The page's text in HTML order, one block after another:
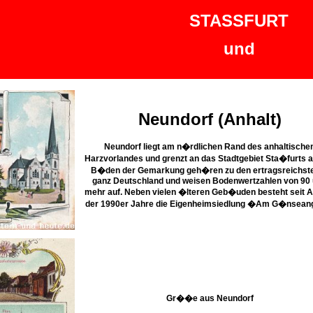
STASSFURT
und
Neundorf (Anhalt)
Neundorf liegt am n�rdlichen Rand des
Harzvorlandes und grenzt an das Stadtgebiet Sta�furts
B�den der Gemarkung geh�ren zu den
ganz Deutschland und weisen Bodenwertzahlen von 90
mehr auf. Neben vielen �lteren Geb�uden besteht seit
der 1990er Jahre die Eigenheimsiedlung �Am
Gr��e aus Neundorf